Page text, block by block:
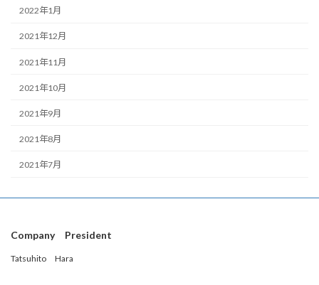
2022年1月
2021年12月
2021年11月
2021年10月
2021年9月
2021年8月
2021年7月
Company President
Tatsuhito Hara